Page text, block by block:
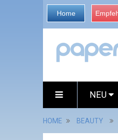
Home
NEU
HOME BEAUTY